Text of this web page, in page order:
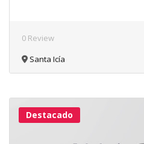
0 Review
Santa Icía
Destacado